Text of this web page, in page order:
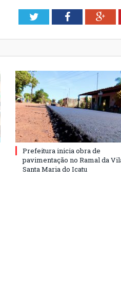
TwitterFacebook
Prefeitura inicia obra de
pavimentação no Ramal da
Santa Maria do Icatu